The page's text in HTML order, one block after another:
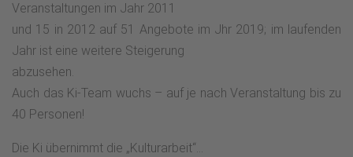
Veranstaltungen im Jahr 2011
und 15 in 2012 auf 51 Angebote im Jhr 2019; im laufenden
Jahr ist eine weitere Steigerung
abzusehen.
Auch das Ki-Team wuchs – auf je nach Veranstaltung bis zu
40 Personen!
Die Ki übernimmt die „Kulturarbeit“…